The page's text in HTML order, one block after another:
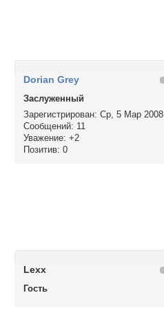
Dorian Grey
Заслуженный
Зарегистрирован: Ср, 5 Мар 2008
Сообщений: 11
Уважение: +2
Позитив: 0
Lexx
Гость